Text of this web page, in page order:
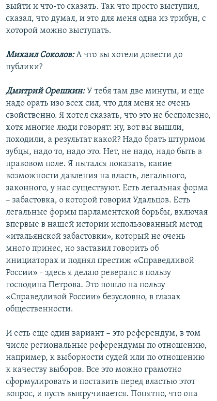
выйти и что-то сказать. Так что просто выступил,
сказал, что думал, и это для меня одна из трибун, с
которой можно выступать.
Михаил Соколов:А что вы хотели довести до
публики?
Дмитрий Орешкин:У тебя там две минуты, и еще
надо орать изо всех сил, что для меня не очень
свойственно. Я хотел сказать, что это не бесполезно,
хотя многие люди говорят: ну, вот вы вышли,
походили, а результат какой? Надо брать штурмом
зубцы, надо то, надо это. Нет, не надо, надо быть в
правовом поле. Я пытался показать, какие
возможности давления на власть, легального,
законного, у нас существуют. Есть легальная форма
– забастовка, о которой говорил Удальцов. Есть
легальные формы парламентской борьбы, включая
впервые в нашей истории использованный метод
«итальянской забастовки», который не очень
много принес, но заставил говорить об
инициаторах и поднял престиж «Справедливой
России» - здесь я делаю реверанс в пользу
господина Петрова. Это пошло на пользу
«Справедливой России» безусловно, в глазах
общественности.
И есть еще один вариант – это референдум, в том
числе региональные референдумы по отношению,
например, к выборности судей или по отношению
к качеству выборов. Все это можно грамотно
сформулировать и поставить перед властью этот
вопрос, и пусть выкручивается. Понятно, что она